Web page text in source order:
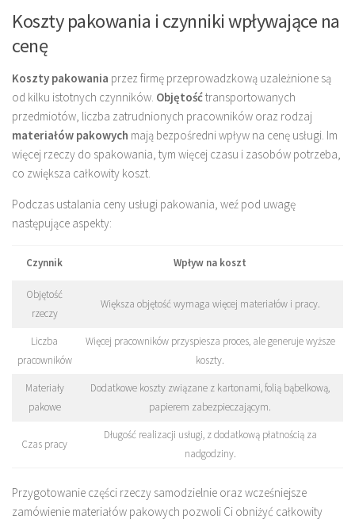
Koszty pakowania i czynniki wpływające na
cenę
Koszty pakowania przez firmę przeprowadzkową uzależnione są
od kilku istotnych czynników. Objętośćtransportowanych
przedmiotów, liczba zatrudnionych pracowników oraz rodzaj
materiałów pakowych mają bezpośredni wpływ na cenę usługi. Im
więcej rzeczy do spakowania, tym więcej czasu i zasobów potrzeba,
co zwiększa całkowity koszt.
Podczas ustalania ceny usługi pakowania, weź pod uwagę
następujące aspekty:
Czynnik Wpływ na koszt
Objętość
rzeczy
Większa objętość wymaga więcej materiałów i pracy.
Liczba
pracowników
Więcej pracowników przyspiesza proces, ale generuje wyższe
koszty.
Materiały
pakowe
Dodatkowe koszty związane z kartonami, folią bąbelkową,
papierem zabezpieczającym.
Czas pracy
Długość realizacji usługi, z dodatkową płatnością za
nadgodziny.
Przygotowanie części rzeczy samodzielnie oraz wcześniejsze
zamówienie materiałów pakowych pozwoli Ci obniżyć całkowity